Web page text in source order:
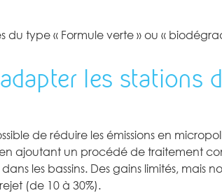
du type « Formule verte » ou «
les stations
de réduire les émissions en
en ajoutant un procédé de traitement
les bassins. Des gains limités,
(de 10 à 30%).